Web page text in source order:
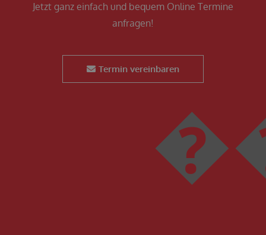
Jetzt ganz einfach und bequem Online Termine
anfragen!
Termin vereinbaren